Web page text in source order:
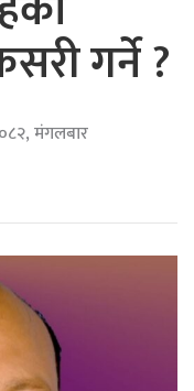
गर्ने ?
मंगलबार